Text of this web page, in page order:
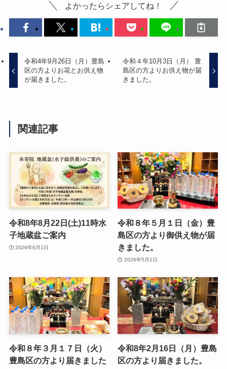
よかったらシェアしてね！
令和4年9月26日（月）豊島
区の方よりお花とお供え物
が届きました。
令和４年10月3日（月） 豊
島区の方よりお供え物が届
きました。
関連記事
令和8年8月22日(土)11時水
子地蔵盆ご案内
2026年6月1日
令和８年５月１日（金）豊
島区の方より御供え物が届
きました。
2026年5月1日
令和８年３月１７日（火）
豊島区の方より届きました
令和8年2月16日（月）豊島
区の方より届きました。